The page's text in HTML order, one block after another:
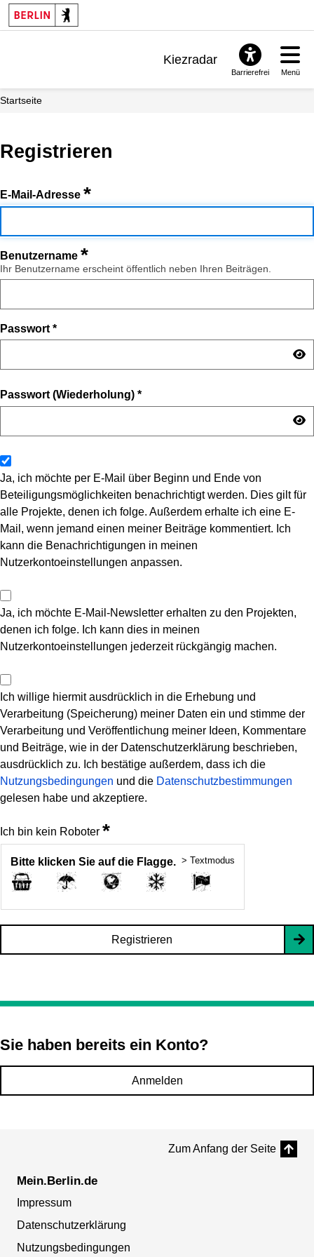
Kiezradar
Barrierefrei Menü
Startseite
Registrieren
E-Mail-Adresse *
Benutzername *
Ihr Benutzername erscheint öffentlich neben Ihren Beiträgen.
Passwort *
Passwort (Wiederholung) *
Ja, ich möchte per E-Mail über Beginn und Ende von
Beteiligungsmöglichkeiten benachrichtigt werden. Dies gilt für
alle Projekte, denen ich folge. Außerdem erhalte ich eine E-
Mail, wenn jemand einen meiner Beiträge kommentiert. Ich
kann die Benachrichtigungen in meinen
Nutzerkontoeinstellungen anpassen.
Ja, ich möchte E-Mail-Newsletter erhalten zu den Projekten,
denen ich folge. Ich kann dies in meinen
Nutzerkontoeinstellungen jederzeit rückgängig machen.
Ich willige hiermit ausdrücklich in die Erhebung und
Verarbeitung (Speicherung) meiner Daten ein und stimme der
Verarbeitung und Veröffentlichung meiner Ideen, Kommentare
und Beiträge, wie in der Datenschutzerklärung beschrieben,
ausdrücklich zu. Ich bestätige außerdem, dass ich die
Nutzungsbedingungen und die Datenschutzbestimmungen
gelesen habe und akzeptiere.
Ich bin kein Roboter *
Bitte klicken Sie auf die Flagge. > Textmodus
Registrieren
Sie haben bereits ein Konto?
Anmelden
Zum Anfang der Seite
Mein.Berlin.de
Impressum
Datenschutzerklärung
Nutzungsbedingungen